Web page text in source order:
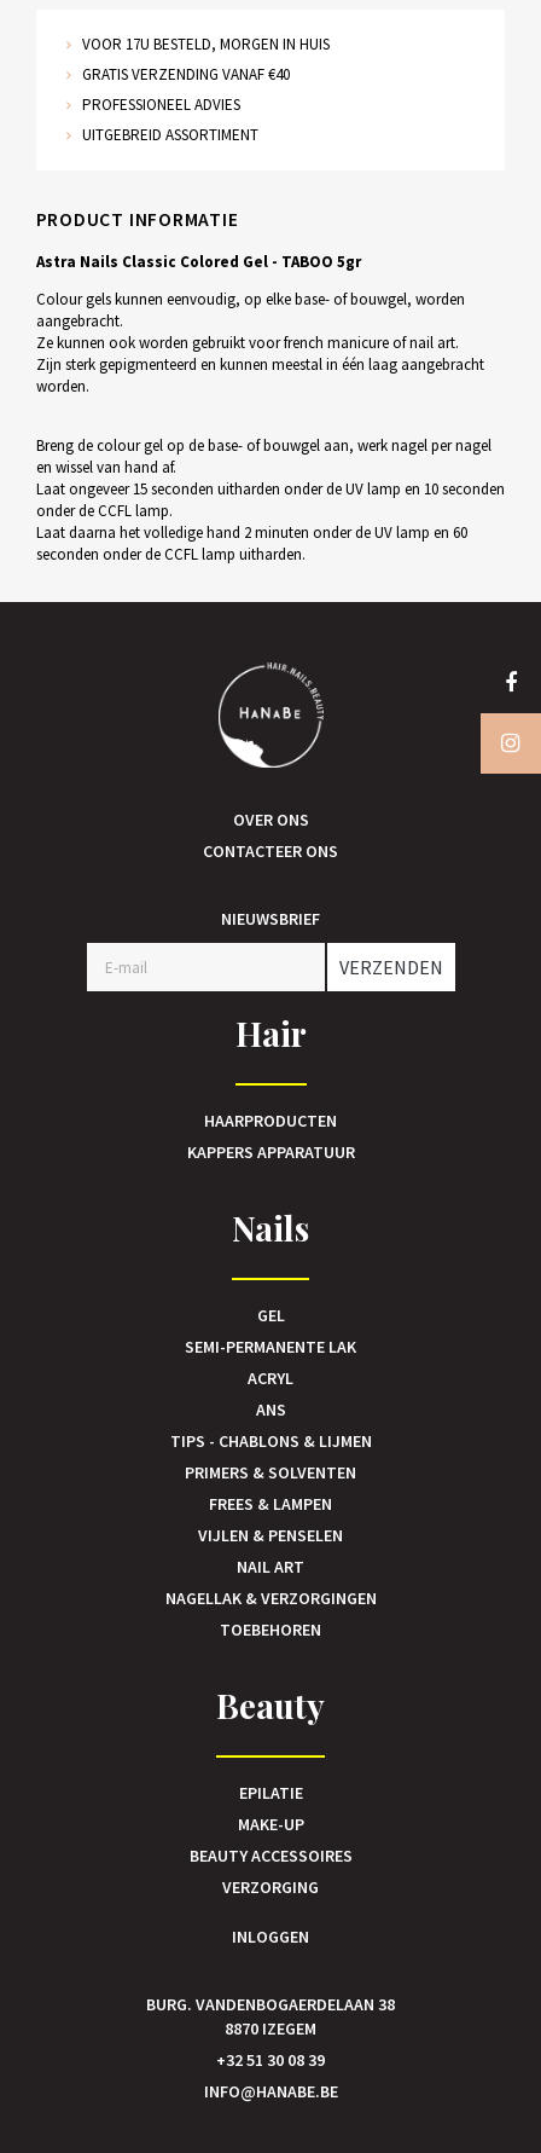
VOOR 17U BESTELD, MORGEN IN HUIS
GRATIS VERZENDING VANAF €40
PROFESSIONEEL ADVIES
UITGEBREID ASSORTIMENT
PRODUCT INFORMATIE
Astra Nails Classic Colored Gel - TABOO 5gr
Colour gels kunnen eenvoudig, op elke base- of bouwgel, worden
aangebracht.
Ze kunnen ook worden gebruikt voor french manicure of nail art.
Zijn sterk gepigmenteerd en kunnen meestal in één laag aangebracht
worden.
Breng de colour gel op de base- of bouwgel aan, werk nagel per nagel
en wissel van hand af.
Laat ongeveer 15 seconden uitharden onder de UV lamp en 10 seconden
onder de CCFL lamp.
Laat daarna het volledige hand 2 minuten onder de UV lamp en 60
seconden onder de CCFL lamp uitharden.
OVER ONS
CONTACTEER ONS
NIEUWSBRIEF
VERZENDEN
Hair
HAARPRODUCTEN
KAPPERS APPARATUUR
Nails
GEL
SEMI-PERMANENTE LAK
ACRYL
ANS
TIPS - CHABLONS & LIJMEN
PRIMERS & SOLVENTEN
FREES & LAMPEN
VIJLEN & PENSELEN
NAIL ART
NAGELLAK & VERZORGINGEN
TOEBEHOREN
Beauty
EPILATIE
MAKE-UP
BEAUTY ACCESSOIRES
VERZORGING
INLOGGEN
BURG. VANDENBOGAERDELAAN 38
8870 IZEGEM
+32 51 30 08 39
INFO@HANABE.BE